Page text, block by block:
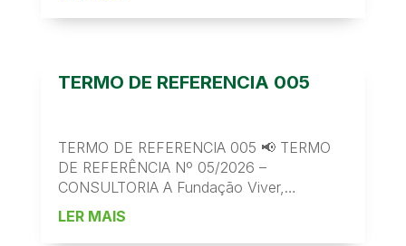
TERMO DE REFERENCIA 005
TERMO DE REFERENCIA 005 📢 TERMO
DE REFERÊNCIA Nº 05/2026 –
CONSULTORIA A Fundação Viver,
Produzir...
LER MAIS